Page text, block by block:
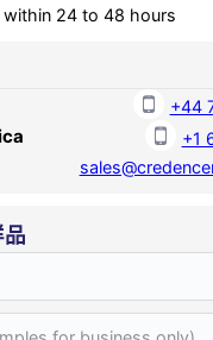
within 24 to 48 hours
+44
+1